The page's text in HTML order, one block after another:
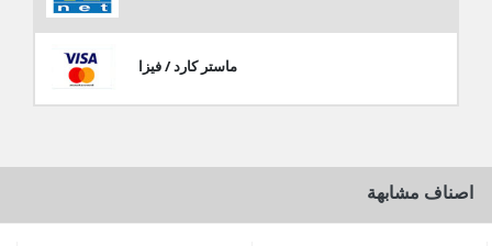
ماستر كارد / فيزا
اصناف مشابهة